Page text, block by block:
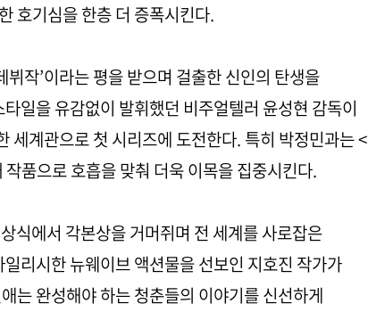
호기심을 한층 더 증폭시킨다.
작’이라는 평을 받으며 걸출한 신인의 탄생을
일을 유감없이 발휘했던 비주얼텔러 윤성현 감독이
세계관으로 첫 시리즈에 도전한다. 특히 박정민과는 <
품으로 호흡을 맞춰 더욱 이목을 집중시킨다.
식에서 각본상을 거머쥐며 전 세계를 사로잡은
리시한 뉴웨이브 액션물을 선보인 지호진 작가가
는 완성해야 하는 청춘들의 이야기를 신선하게